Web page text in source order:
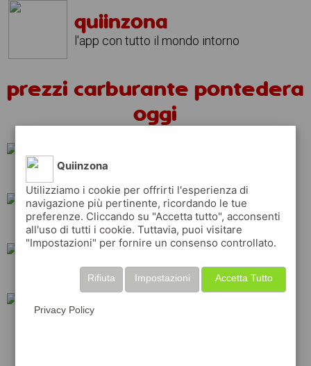
quiinzona
l'app con tutto il mondo intorno
prezzi carburante pontedera
oggi
esso api
tamoil
Quiinzona
Utilizziamo i cookie per offrirti l'esperienza di
navigazione più pertinente, ricordando le tue
preferenze. Cliccando su "Accetta tutto", acconsenti
all'uso di tutti i cookie. Tuttavia, puoi visitare
"Impostazioni" per fornire un consenso controllato.
Accetta Tutto
Impostazioni
Rifiuta
Privacy Policy